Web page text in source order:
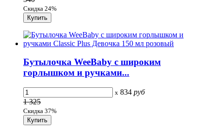
Скидка 24%
Бутылочка WeeBaby с широким
горлышком и ручками...
x 834 руб
1 325
Скидка 37%